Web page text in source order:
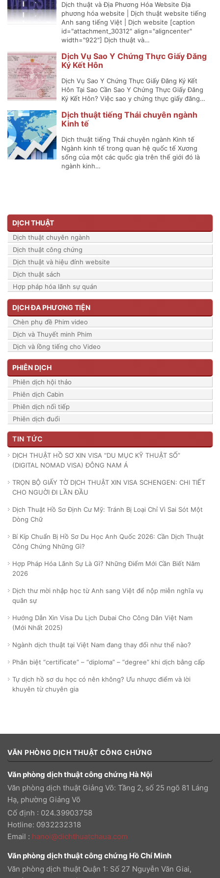
Dịch thuật và Địa Phương Hóa Website Địa
phương hóa website | Dịch thuật website tiếng
Anh sang tiếng Việt | Dịch website [caption
id="attachment_30312" align="aligncenter"
width="922"] Dịch thuật và…
Dịch Vụ Sao Y Chứng Thực Giấy Đăng
Ký Kết Hôn
Dịch Vụ Sao Y Chứng Thực Giấy Đăng Ký Kết
Hôn Tại Sao Cần Sao Y Chứng Thực Giấy Đăng
Ký Kết Hôn? Việc sao y chứng thực giấy đăng…
Dịch thuật tiếng Thái chuyên ngành
Kinh tế
Dịch thuật tiếng Thái chuyên ngành Kinh tế
Ngành kinh tế trong quan hệ quốc tế Xương
sống của một các quốc gia trên thế giới đó là
ngành kinh…
DỊCH THUẬT
Dịch thuật chuyên ngành
Dịch thuật công chứng
Dịch thuật và hiệu đính website
Dịch thuật sách
Hợp pháp hóa lãnh sự quán
DỊCH ĐA PHƯƠNG TIỆN
Chèn phụ đề Phim video
Dịch và Thuyết minh Phim
Dịch và lồng tiếng cho Video
PHIÊN DỊCH
Phiên dịch hội thảo
Phiên dịch Cabin
Phiên dịch nối tiếp
Phiên dịch đuổi
TIN TỨC
DỊCH THUẬT HỒ SƠ XIN VISA “DU MỤC KỸ THUẬT SỐ”
(DIGITAL NOMAD VISA) ĐÔNG NAM Á
TRỌN BỘ GIẤY TỜ DỊCH THUẬT XIN VISA SCHENGEN: CHI TIẾT
CHO NGUỜI ĐI LẦN ĐẦU
Dịch Thuật Hồ Sơ Định Cư Mỹ: Tránh Bị Loại Chỉ Vì Sai Sót Một
Dòng Chữ
Bí Kíp Chuẩn Bị Hồ Sơ Du Học Anh Quốc 2026: Cần Dịch Thuật
Công Chứng Những Gì?
Hợp Pháp Hóa Lãnh Sự Là Gì? Những Điểm Mới Cần Biết Năm
2026
Dịch thư mời nhập học từ Anh sang Việt để nộp miễn nghĩa vụ
quân sự
Hướng Dẫn Xin Visa Du Lịch Dubai Cho Công Dân Việt Nam
(Mới Nhất 2025)
Ngành dịch thuật tại Việt Nam đang thay đổi như thế nào?
Phân biệt “certificate” – “diploma” – “degree” khi dịch bằng cấp
Tự dịch hồ sơ du học có nên không? Ưu nhược điểm và lời
khuyên từ chuyên gia
VĂN PHÒNG DỊCH THUẬT CÔNG CHỨNG
Văn phòng dịch thuật công chứng Hà Nội
Văn phòng dịch thuật Giảng Võ: Tầng 2, số 25 ngõ 81 Láng
Hạ, phường Giảng Võ
Cố định : 024.39903758
Hotline: 0932232318
Email : hanoi@dichthuatchaua.com
Văn phòng dịch thuật công chứng Hồ Chí Minh
Văn phòng dịch thuật Quận 1: Số 27 Nguyễn Văn Giai,